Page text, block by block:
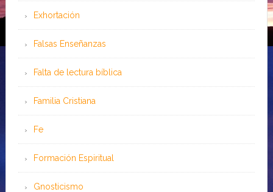
Exhortación
Falsas Enseñanzas
Falta de lectura bíblica
Familia Cristiana
Fe
Formación Espiritual
Gnosticismo